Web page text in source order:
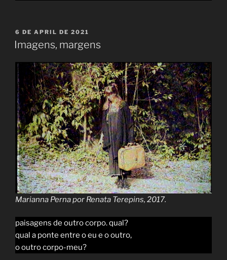
POSTED
ON
6 DE APRIL DE 2021
Imagens, margens
Marianna Perna por Renata Terepins, 2017.
paisagens de outro corpo. qual?
qual a ponte entre o eu e o outro,
o outro corpo-meu?